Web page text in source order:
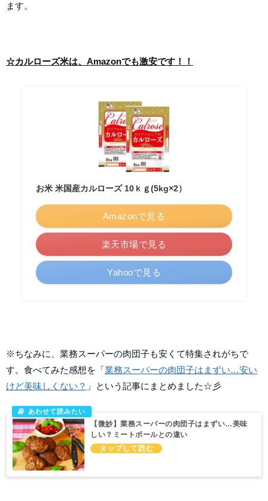
ます。
☆カルローズ米は、Amazonでも激安です！！
お米 米国産カルローズ 10ｋｇ(5kg×2）
Amazonで見る
楽天市場で見る
Yahooで見る
※ちなみに、業務スーパーの肉団子も安くて特集されがちで
す。食べてみた感想を「業務スーパーの肉団子はまずい…安い
けど美味しくない？ 」という記事にまとめました☆彡
【微妙】業務スーパーの肉団子はまずい…美味
しい？ミートボールとの違い